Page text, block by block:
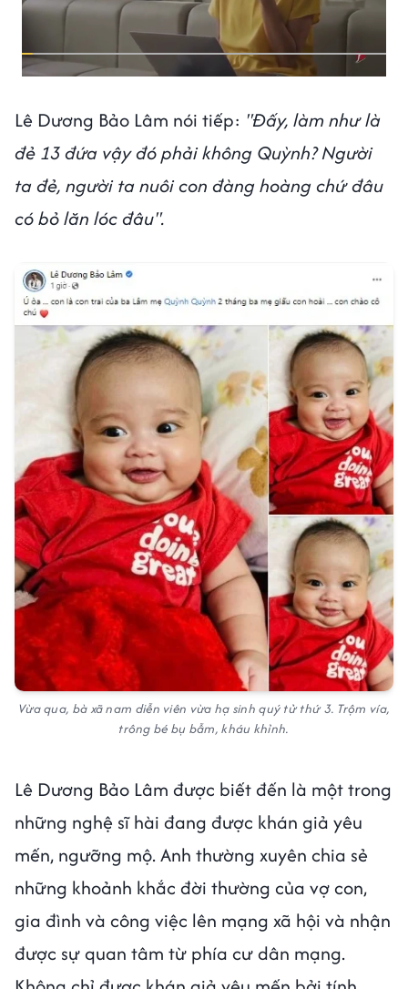
Lê Dương Bảo Lâm nói tiếp: "Đấy, làm như là
đẻ 13 đứa vậy đó phải không Quỳnh? Người
ta đẻ, người ta nuôi con đàng hoàng chứ đâu
có bỏ lăn lóc đâu".
Vừa qua, bà xã nam diễn viên vừa hạ sinh quý tử thứ 3. Trộm vía,
trông bé bụ bẫm, kháu khỉnh.
Lê Dương Bảo Lâm được biết đến là một trong
những nghệ sĩ hài đang được khán giả yêu
mến, ngưỡng mộ. Anh thường xuyên chia sẻ
những khoảnh khắc đời thường của vợ con,
gia đình và công việc lên mạng xã hội và nhận
được sự quan tâm từ phía cư dân mạng.